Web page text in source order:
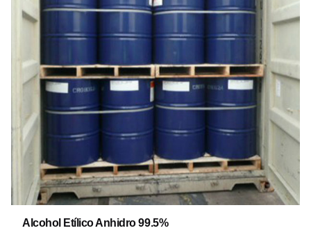
Alcohol Etílico Anhidro 99.5%